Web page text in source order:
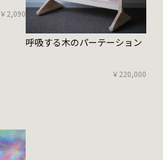
￥2,090
呼吸する木のパーテーション
￥220,000